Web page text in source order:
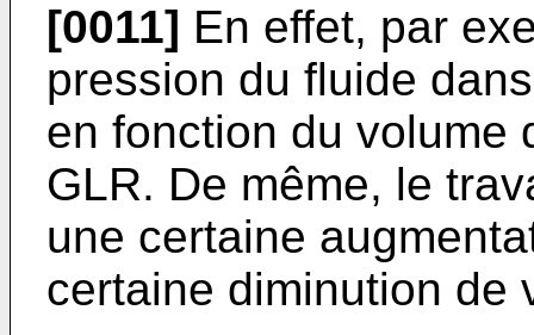
[0011] En effet, par
pression du fluide
en fonction du volume
GLR. De même, le
une certaine
certaine diminution de